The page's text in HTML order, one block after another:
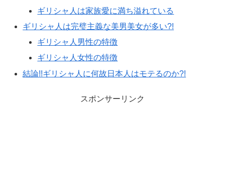
ギリシャ人は家族愛に満ち溢れている
ギリシャ人は完璧主義な美男美女が多い?!
ギリシャ人男性の特徴
ギリシャ人女性の特徴
結論!!ギリシャ人に何故日本人はモテるのか?!
スポンサーリンク